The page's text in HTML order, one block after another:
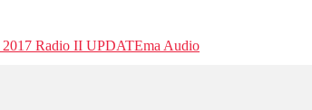
2017 Radio II UPDATEma Audio